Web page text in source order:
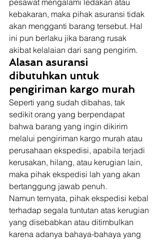
pesawat mengalami ledakan atau
kebakaran, maka pihak asuransi tidak
akan mengganti barang tersebut. Hal
ini pun berlaku jika barang rusak
akibat kelalaian dari sang pengirim.
Alasan asuransi
dibutuhkan untuk
pengiriman kargo murah
Seperti yang sudah dibahas, tak
sedikit orang yang berpendapat
bahwa barang yang ingin dikirim
melalui pengiriman kargo murah atau
perusahaan ekspedisi, apabila terjadi
kerusakan, hilang, atau kerugian lain,
maka pihak ekspedisi lah yang akan
bertanggung jawab penuh.
Namun ternyata, pihak ekspedisi kebal
terhadap segala tuntutan atas kerugian
yang disebabkan atau ditimbulkan
karena adanya bahaya-bahaya yang